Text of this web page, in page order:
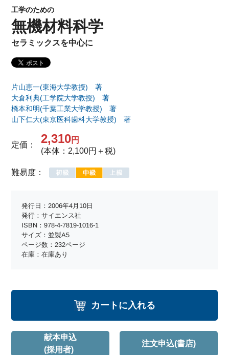
工学のための
無機材料科学
セラミックスを中心に
片山恵一(東海大学教授) 著
大倉利典(工学院大学教授) 著
橋本和明(千葉工業大学教授) 著
山下仁大(東京医科歯科大学教授) 著
定価： 2,310円
(本体：2,100円＋税)
難易度：
発行日：2006年4月10日
発行：サイエンス社
ISBN：978-4-7819-1016-1
サイズ：並製A5
ページ数：232ページ
在庫：在庫あり
カートに入れる
献本申込
(採用者)
注文申込(書店)